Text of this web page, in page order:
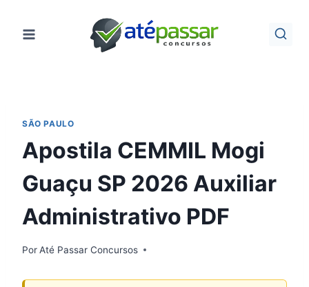
para
SÃO PAULO
Apostila CEMMIL Mogi
Guaçu SP 2026 Auxiliar
Administrativo PDF
PorAté Passar Concursos